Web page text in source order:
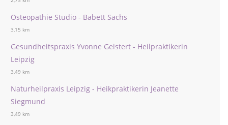
Osteopathie Studio - Babett Sachs
3,15 km
Gesundheitspraxis Yvonne Geistert - Heilpraktikerin
Leipzig
3,49 km
Naturheilpraxis Leipzig - Heikpraktikerin Jeanette
Siegmund
3,49 km